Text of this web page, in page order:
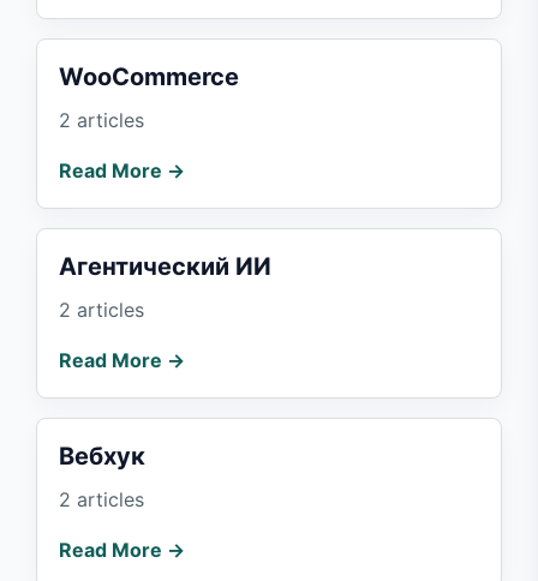
WooCommerce
2 articles
Read More →
Агентический ИИ
2 articles
Read More →
Вебхук
2 articles
Read More →